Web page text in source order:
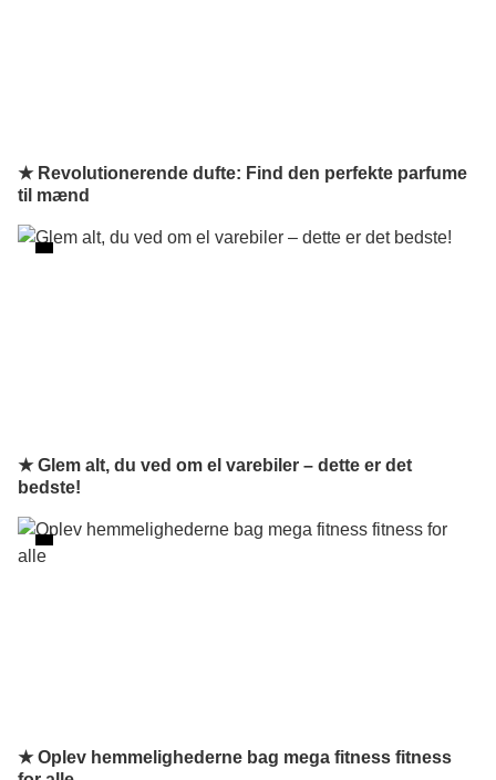
★ Revolutionerende dufte: Find den perfekte parfume
til mænd
★ Glem alt, du ved om el varebiler – dette er det
bedste!
★ Oplev hemmelighederne bag mega fitness fitness